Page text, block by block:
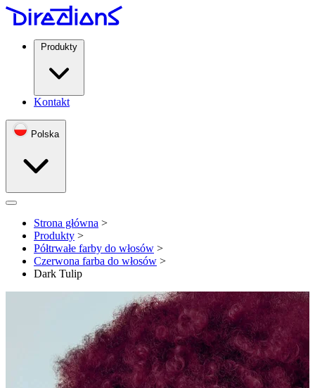
Produkty
Kontakt
Polska
Open menu
Strona główna >
Produkty >
Półtrwałe farby do włosów >
Czerwona farba do włosów >
Dark Tulip